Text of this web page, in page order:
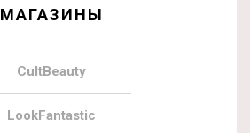
МАГАЗИНЫ
CultBeauty
LookFantastic